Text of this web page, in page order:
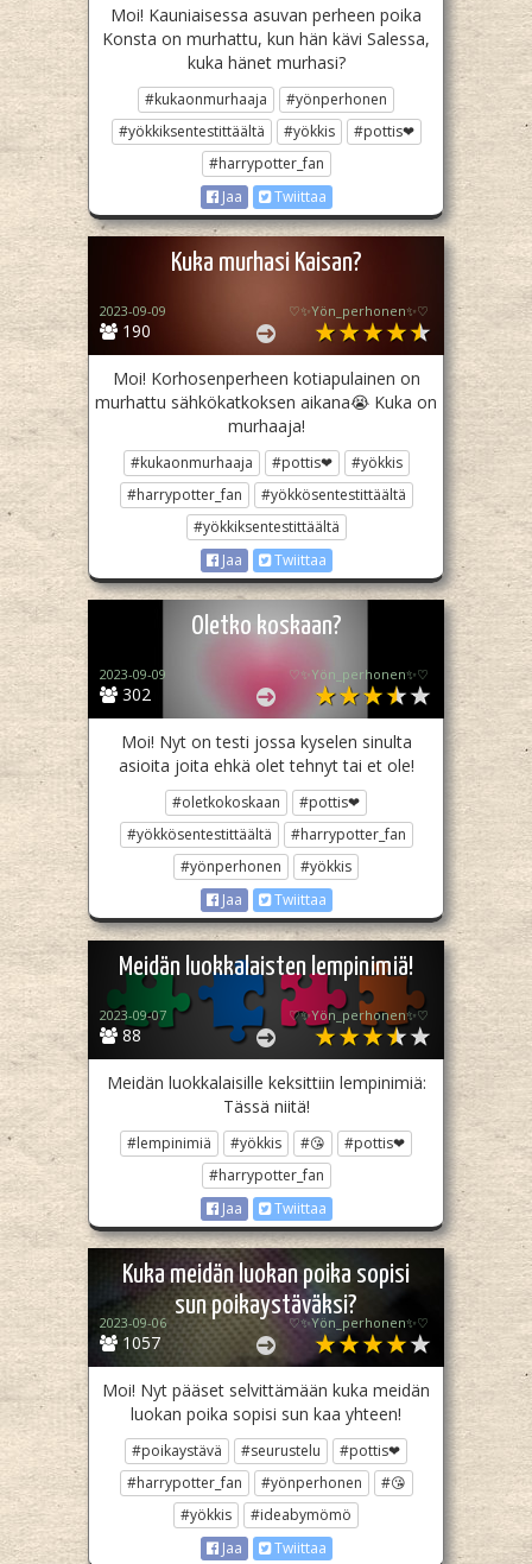
Moi! Kauniaisessa asuvan perheen poika
Konsta on murhattu, kun hän kävi Salessa,
kuka hänet murhasi?
#kukaonmurhaaja
#yönperhonen
#yökkiksentestittäältä
#yökkis
#pottis❤
#harrypotter_fan
Jaa
Twiittaa
Kuka murhasi Kaisan?
190
2023-09-09 ♡✨️Yön_perhonen✨♡
Moi! Korhosenperheen kotiapulainen on
murhattu sähkökatkoksen aikana😭 Kuka on
murhaaja!
#kukaonmurhaaja #pottis❤
#yökkis
#harrypotter_fan
#yökkösentestittäältä
#yökkiksentestittäältä
Jaa
Twiittaa
Oletko koskaan?
302
2023-09-09 ♡✨️Yön_perhonen✨♡
Moi! Nyt on testi jossa kyselen sinulta
asioita joita ehkä olet tehnyt tai et ole!
#oletkokoskaan
#pottis❤
#yökkösentestittäältä
#harrypotter_fan
#yönperhonen
#yökkis
Jaa
Twiittaa
Meidän luokkalaisten lempinimiä!
88
2023-09-07 ♡✨️Yön_perhonen✨♡
Meidän luokkalaisille keksittiin lempinimiä:
Tässä niitä!
#lempinimiä #yökkis #😘
#pottis❤
#harrypotter_fan
Jaa
Twiittaa
Kuka meidän luokan poika sopisi
sun poikaystäväksi?
1057
2023-09-06 ♡✨️Yön_perhonen✨♡
Moi! Nyt pääset selvittämään kuka meidän
luokan poika sopisi sun kaa yhteen!
#poikaystävä #seurustelu
#pottis❤
#harrypotter_fan
#yönperhonen
#😘
#yökkis
#ideabymömö
Jaa
Twiittaa